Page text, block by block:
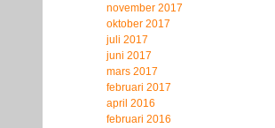
november 2017
oktober 2017
juli 2017
juni 2017
mars 2017
februari 2017
april 2016
februari 2016